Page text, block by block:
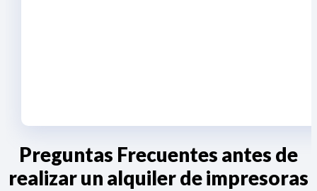
Preguntas Frecuentes antes de
realizar un alquiler de impresoras